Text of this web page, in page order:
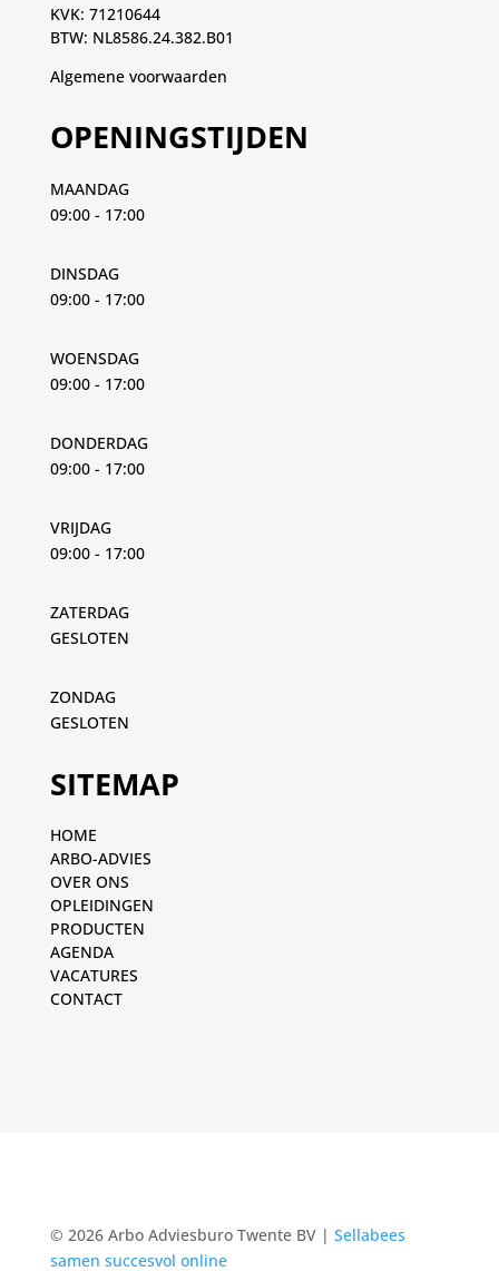
KVK: 71210644
BTW: NL8586.24.382.B01
Algemene voorwaarden
OPENINGSTIJDEN
MAANDAG
09:00 - 17:00
DINSDAG
09:00 - 17:00
WOENSDAG
09:00 - 17:00
DONDERDAG
09:00 - 17:00
VRIJDAG
09:00 - 17:00
ZATERDAG
GESLOTEN
ZONDAG
GESLOTEN
SITEMAP
HOME
ARBO-ADVIES
OVER ONS
OPLEIDINGEN
PRODUCTEN
AGENDA
VACATURES
CONTACT
© 2026 Arbo Adviesburo Twente BV | Sellabees
samen succesvol online